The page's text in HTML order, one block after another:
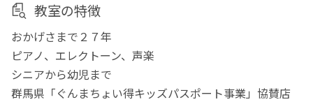
教室の特徴
おかげさまで２７年
ピアノ、エレクトーン、声楽
シニアから幼児まで
群馬県「ぐんまちょい得キッズパスポート事業」協賛店